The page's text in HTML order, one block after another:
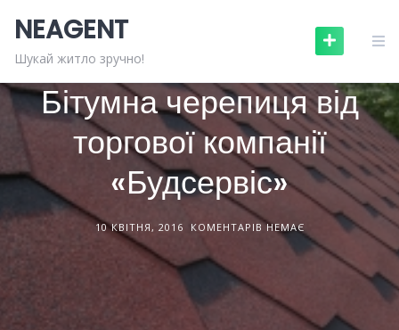
content
NEAGENT
Шукай житло зручно!БУДІВЕЛЬНІ МАТЕРІАЛИ
Бітумна черепиця від
торгової компанії
«Будсервіс»
10 КВІТНЯ, 2016 КОМЕНТАРІВ НЕМАЄ